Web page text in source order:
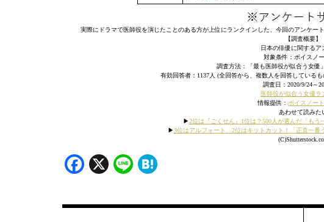
実際にドラマで医師役を演じたことのある方が上位にランクインした、今回のアンケー
【調査概要】
日本の俳優に関するア
対象条件：ボイスノ
調査方法：「最も医師役が似合う女優
有効回答者：1137人 (全回答から、複数人を回答している
調査日：2020/9/24～
医師役が似合う女優ラ
情報提供： ボイスノー
あわせて読みた
▶︎2位は『ごくせん』1位は？500人が選んだ「もう
▶︎3位はアルフォート、2位はキットカット！「正直一番
Facebook
X Line